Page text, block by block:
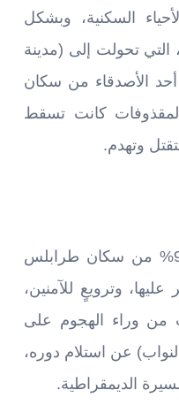
السكنية، وبشكل
تحولت إلى (مدينة
الأصدقاء من سكان
كانت تسقط
وتهدم.
يمكنني القول إن ما نسبته 99% من سكان طرابلس
وترويعٍ للآمنين،
من وراء الهجوم على
عن استلام دوره،
الديمقراطية.